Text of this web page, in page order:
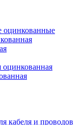
оцинкованные
оцинкованная
кабеля и проводов